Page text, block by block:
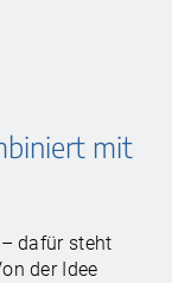
mit
dafür steht
der Idee